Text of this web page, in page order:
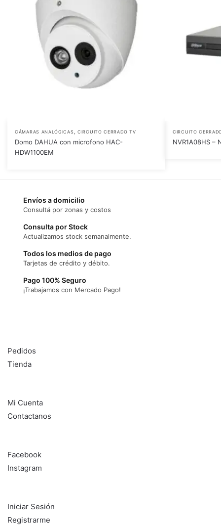
CÁMARAS ANALÓGICAS,CIRCUITO CERRADO TV
Domo DAHUA con microfono HAC-
HDW1100EM
CIRCUITO
NVR1A08HS –
Envíos a domicilio
Consultá por zonas y costos
Consulta por Stock
Actualizamos stock semanalmente.
Todos los medios de pago
Tarjetas de crédito y débito.
Pago 100% Seguro
¡Trabajamos con Mercado Pago!
Pedidos
Tienda
Mi Cuenta
Contactanos
Facebook
Instagram
Iniciar Sesión
Registrarme